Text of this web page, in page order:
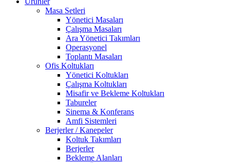
Masa Setleri
Yönetici Masaları
Çalışma Masaları
Ara Yönetici Takımları
Operasyonel
Toplantı Masaları
Ofis Koltukları
Yönetici Koltukları
Çalışma Koltukları
Misafir ve Bekleme Koltukları
Tabureler
Sinema & Konferans
Amfi Sistemleri
Berjerler / Kanepeler
Koltuk Takımları
Berjerler
Bekleme Alanları